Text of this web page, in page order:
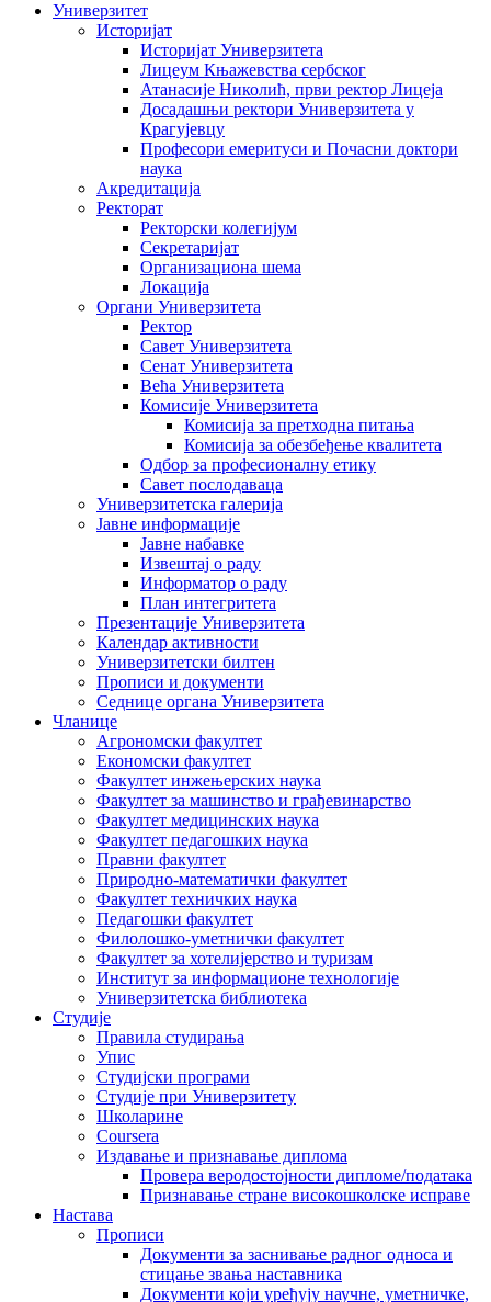
Универзитет
Историјат
Историјат Универзитета
Лицеум Књажевства сербског
Атанасије Николић, први ректор Лицеја
Досадашњи ректори Универзитета у
Крагујевцу
Професори емеритуси и Почасни доктори
наука
Акредитација
Ректорат
Ректорски колегијум
Секретаријат
Организациона шема
Локација
Органи Универзитета
Ректор
Савет Универзитета
Сенат Универзитета
Већа Универзитета
Комисије Универзитета
Комисија за претходна питања
Комисија за обезбеђење квалитета
Одбор за професионалну етику
Савет послодаваца
Универзитетска галерија
Јавне информације
Јавне набавке
Извештај о раду
Информатор о раду
План интегритета
Презентације Универзитета
Календар активности
Универзитетски билтен
Прописи и документи
Седнице органа Универзитета
Чланице
Агрономски факултет
Економски факултет
Факултет инжењерских наука
Факултет за машинство и грађевинарство
Факултет медицинских наука
Факултет педагошких наука
Правни факултет
Природно-математички факултет
Факултет техничких наука
Педагошки факултет
Филолошко-уметнички факултет
Факултет за хотелијерство и туризам
Институт за информационе технологије
Универзитетска библиотека
Студије
Правила студирања
Упис
Студијски програми
Студије при Универзитету
Школарине
Coursera
Издавање и признавање диплома
Провера веродостојности дипломе/података
Признавање стране високошколске исправе
Настава
Прописи
Документи за заснивање радног односа и
стицање звања наставника
Документи који уређују научне, уметничке,